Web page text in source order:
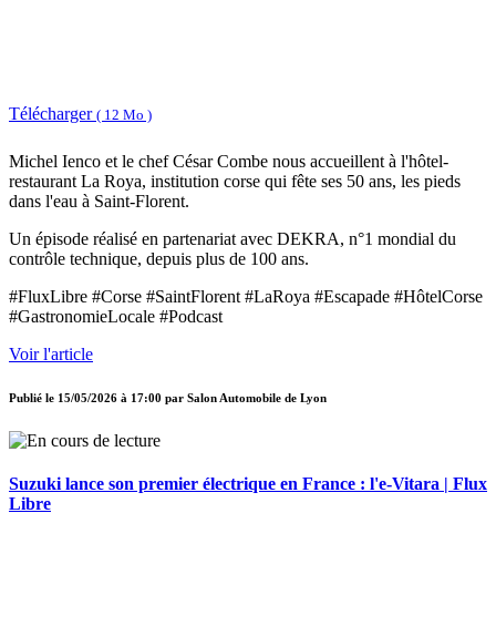
Télécharger ( 12 Mo )
Michel Ienco et le chef César Combe nous accueillent à l'hôtel-
restaurant La Roya, institution corse qui fête ses 50 ans, les pieds
dans l'eau à Saint-Florent.
Un épisode réalisé en partenariat avec DEKRA, n°1 mondial du
contrôle technique, depuis plus de 100 ans.
#FluxLibre #Corse #SaintFlorent #LaRoya #Escapade #HôtelCorse
#GastronomieLocale #Podcast
Voir l'article
Publié le 15/05/2026 à 17:00 par Salon Automobile de Lyon
Suzuki lance son premier électrique en France : l'e-Vitara | Flux
Libre